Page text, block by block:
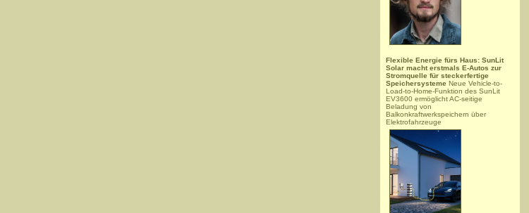
Flexible Energie fürs Haus: SunLit
Solar macht erstmals E-Autos zur
Stromquelle für steckerfertige
Speichersysteme Neue Vehicle-to-
Load-to-Home-Funktion des SunLit
EV3600 ermöglicht AC-seitige
Beladung von
Balkonkraftwerkspeichern über
Elektrofahrzeuge